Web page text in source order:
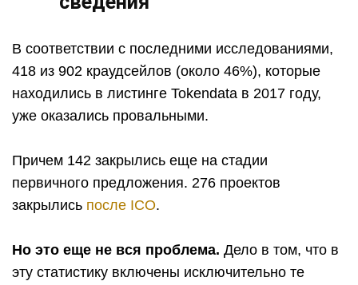
В соответствии с последними исследованиями,
418 из 902 краудсейлов (около 46%), которые
находились в листинге Tokendata в 2017 году,
уже оказались провальными.
Причем 142 закрылись еще на стадии
первичного предложения. 276 проектов
закрылись после ICO.
Но это еще не вся проблема. Дело в том, что в
эту статистику включены исключительно те